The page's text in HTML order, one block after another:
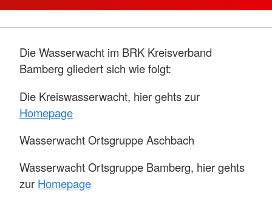
Die Wasserwacht im BRK Kreisverband
Bamberg gliedert sich wie folgt:
Die Kreiswasserwacht, hier gehts zur
Homepage
Wasserwacht Ortsgruppe Aschbach
Wasserwacht Ortsgruppe Bamberg, hier gehts
zur Homepage